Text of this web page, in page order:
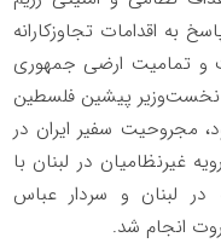
به اقدامات تجاوزکارانه
و تمامیت ارضی جمهوری
نخست‌وزیر پیشین فلسطین
مجروحیت سفیر ایران در
غیرنظامیان در لبنان با
در لبنان و سردار عباس
انجام شد.